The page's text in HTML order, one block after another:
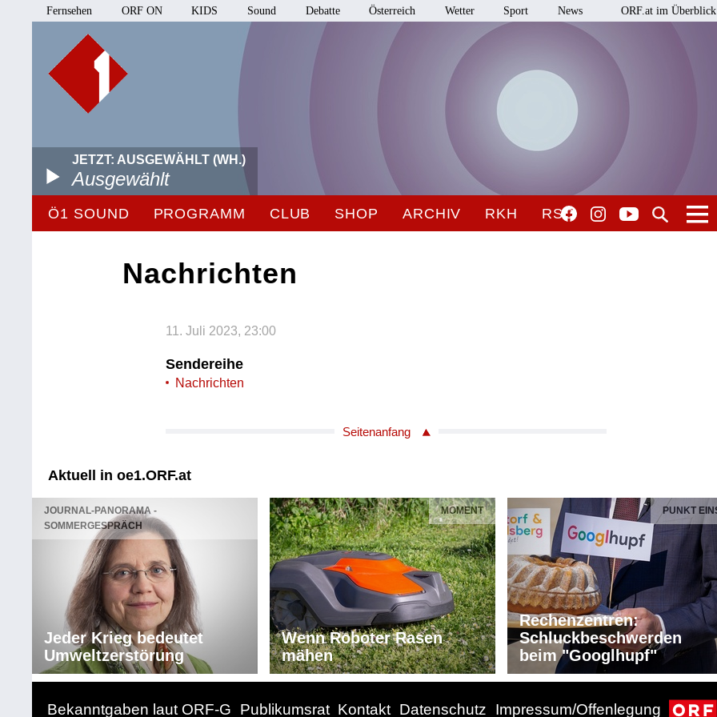
Fernsehen ORF ON KIDS Sound Debatte Österreich Wetter Sport News ORF.at im Überblick
JETZT: AUSGEWÄHLT (WH.)
Ausgewählt
Ö1 SOUND PROGRAMM CLUB SHOP ARCHIV RKH RSO
Nachrichten
11. Juli 2023, 23:00
Sendereihe
Nachrichten
Seitenanfang
Aktuell in oe1.ORF.at
JOURNAL-PANORAMA -
SOMMERGESPRÄCH
Jeder Krieg bedeutet
Umweltzerstörung
MOMENT
Wenn Roboter Rasen
mähen
PUNKT
Rechenzentren:
Schluckbeschwerden
beim "Googlhupf"
Bekanntgaben laut ORF-G Publikumsrat Kontakt Datenschutz Impressum/Offenlegung